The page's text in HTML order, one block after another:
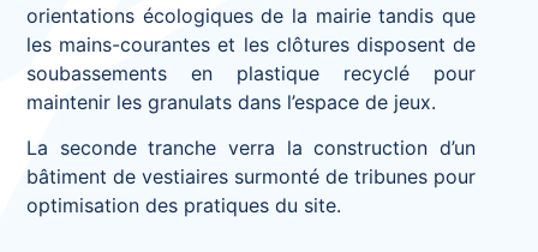
orientations écologiques de la mairie tandis que
les mains-courantes et les clôtures disposent de
soubassements en plastique recyclé pour
maintenir les granulats dans l’espace de jeux.
La seconde tranche verra la construction d’un
bâtiment de vestiaires surmonté de tribunes pour
optimisation des pratiques du site.